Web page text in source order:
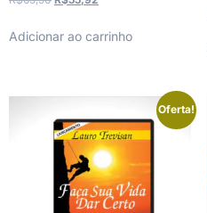
Adicionar ao carrinho
Oferta!